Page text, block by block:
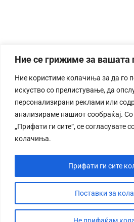
Ние се грижиме за вашата
Ние користиме колачиња за да го
искуство со прелистување, да
персонализирани реклами или
анализираме нашиот сообраќај.
„Прифати ги сите“, се согласувате
колачиња.
Поставки за
Не прифаќам
Прифати ги сите